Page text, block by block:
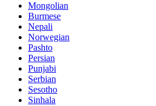
Mongolian
Burmese
Nepali
Norwegian
Pashto
Persian
Punjabi
Serbian
Sesotho
Sinhala